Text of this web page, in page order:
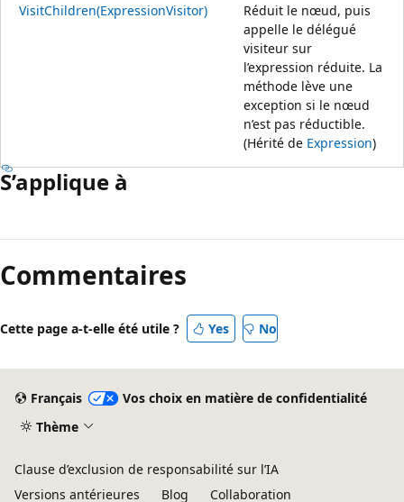
VisitChildren(ExpressionVisitor)
Réduit le nœud, puis
appelle le délégué
visiteur sur
l’expression réduite. La
méthode lève une
exception si le nœud
n’est pas réductible.
(Hérité de Expression)
S’applique à
Commentaires
Cette page a-t-elle été utile ? Yes No
Français
Vos choix en matière de confidentialité
Thème
Clause d’exclusion de responsabilité sur l’IA
Versions antérieures
Blog Collaboration